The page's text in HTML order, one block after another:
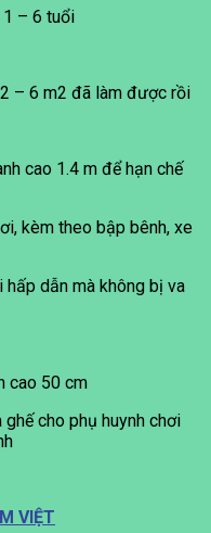
1 – 6 tuổi
– 6 m2 đã làm được rồi
cao 1.4 m để hạn chế
kèm theo bập bênh, xe
dẫn mà không bị va
cao 50 cm
cho phụ huynh chơi
VIỆT